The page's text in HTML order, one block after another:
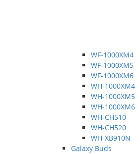
WF-1000XM4
WF-1000XM5
WF-1000XM6
WH-1000XM4
WH-1000XM5
WH-1000XM6
WH-CH510
WH-CH520
WH-XB910N
Galaxy Buds